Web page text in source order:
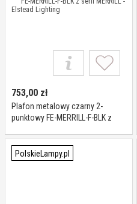
753,00 zł
Plafon metalowy czarny 2-
punktowy FE-MERRILL-F-BLK z
PolskieLampy.pl